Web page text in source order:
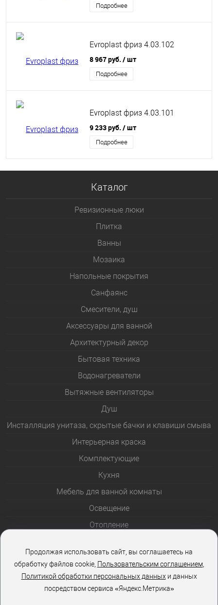
Подробнее
Evroplast фриз 4.03.102
8 967 руб. / шт
Подробнее
Evroplast фриз 4.03.101
9 233 руб. / шт
Подробнее
Каталог
Ревизионные люки
Плитка
Bанны
Мозаика
Напольные покрытия
Санфаянс
Смесители, душ
Аксессуары для ванной
Архитектурный декор
Бытовая техника
Водонагреватели
Вытяжные вентиляторы
Душ
Инсталляция унитаза, скрытые бачки и клавиши смыва
Интерьерная краска
Комплектующие
Кухня
Мебель для ванной комнаты
Освещение
Отопление
Розетки и выключатели
Стеклоблоки
Столы и стулья
Продолжая использовать сайт, вы соглашаетесь на
обработку файлов cookie, Пользовательским соглашением,
Политикой обработки персональных данныхи данных
посредством сервиса «Яндекс.Метрика»